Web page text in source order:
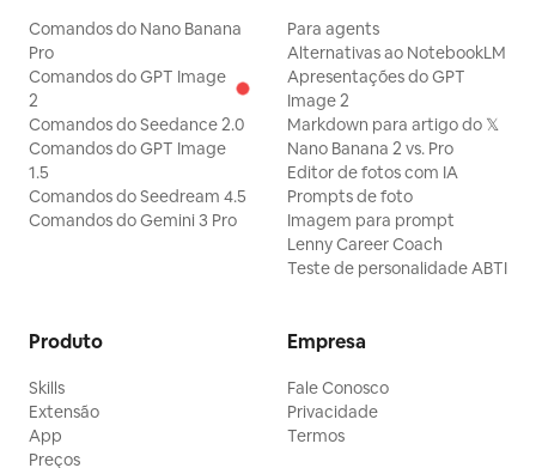
Comandos do Nano Banana
Pro
Comandos do GPT Image
2
Comandos do Seedance 2.0
Comandos do GPT Image
1.5
Comandos do Seedream 4.5
Comandos do Gemini 3 Pro
Para agents
Alternativas ao NotebookLM
Apresentações do GPT
Image 2
Markdown para artigo do 𝕏
Nano Banana 2 vs. Pro
Editor de fotos com IA
Prompts de foto
Imagem para prompt
Lenny Career Coach
Teste de personalidade ABTI
Produto
Skills
Extensão
App
Preços
Empresa
Fale Conosco
Privacidade
Termos